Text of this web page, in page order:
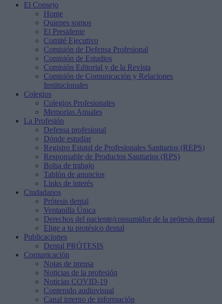
El Consejo
Home
Quienes somos
El Presidente
Comité Ejecutivo
Comisión de Defensa Profesional
Comisión de Estudios
Comisión Editorial y de la Revista
Comisión de Comunicación y Relaciones
Institucionales
Colegios
Colegios Profesionales
Memorias Anuales
La Profesión
Defensa profesional
Dónde estudiar
Registro Estatal de Profesionales Sanitarios (REPS)
Responsable de Productos Sanitarios (RPS)
Bolsa de trabajo
Tablón de anuncios
Links de interés
Ciudadanos
Prótesis dental
Ventanilla Única
Derechos del paciente/consumidor de la prótesis dental
Elige a tu protésico dental
Publicaciones
Dental PRÓTESIS
Comunicación
Notas de prensa
Noticias de la profesión
Noticias COVID-19
Contenido audiovisual
Canal interno de información